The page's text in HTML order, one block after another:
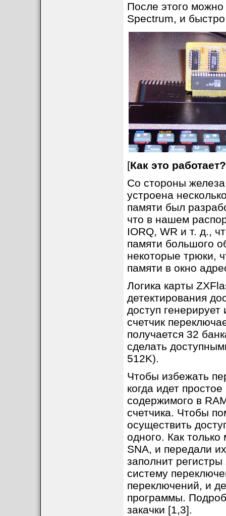
После этого
Spectrum, и
[Как это работает?
Со стороны
устроена
памяти был
что в нашем
IORQ, WR и т. д.,
памяти большого
некоторые трюки,
памяти в окно
Логика карты
детектирования
доступ
счетчик
получается 32
сделать
512K).
Чтобы избежать
когда идет
содержимого в
счетчика. Чтобы
осуществить
одного. Как
SNA, и передали
заполнит
систему
переключений, и
программы.
закачки [1,3].